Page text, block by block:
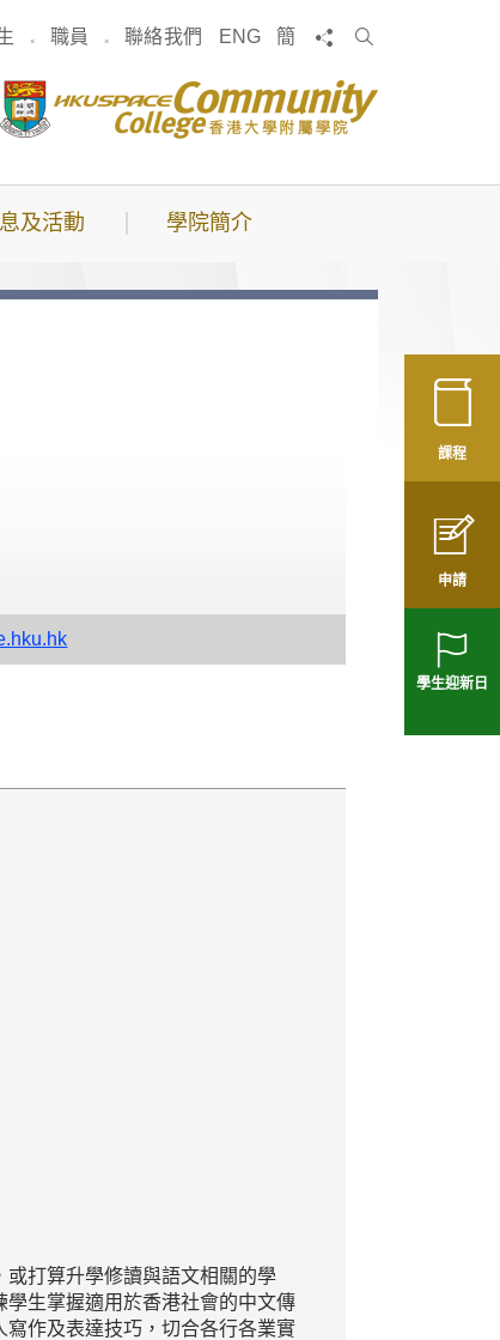
職員 聯絡我們 ENG 簡 分享
搜
及活動 學院簡介
課程
申請
學生迎新日
打算升學修讀與語文相關的學
生掌握適用於香港社會的中文傳
作及表達技巧，切合各行各業實